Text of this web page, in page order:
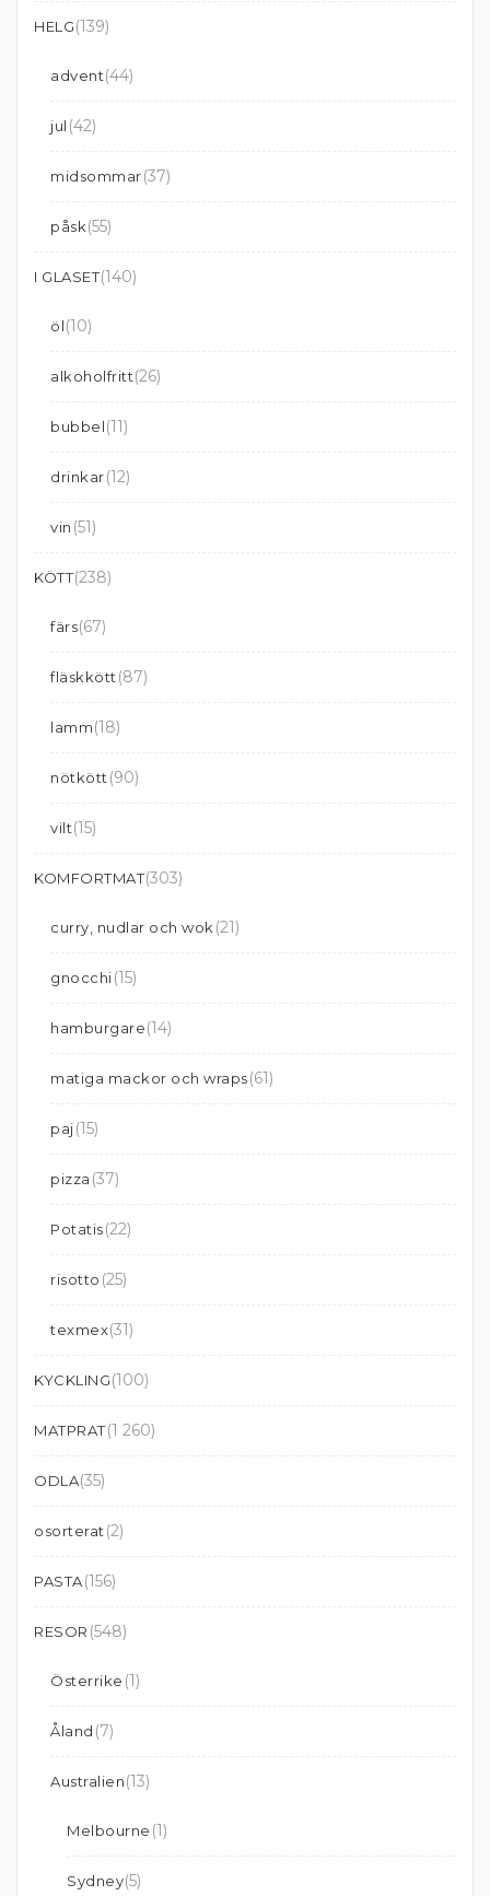
HELG(139)
advent(44)
jul (42)
midsommar(37)
påsk(55)
I GLASET(140)
öl(10)
alkoholfritt(26)
bubbel(11)
drinkar(12)
vin (51)
KÖTT(238)
färs(67)
fläskkött (87)
lamm(18)
nötkött (90)
vilt(15)
KOMFORTMAT(303)
curry, nudlar och wok (21)
gnocchi(15)
hamburgare(14)
matiga mackor och wraps(61)
paj(15)
pizza (37)
Potatis(22)
risotto (25)
texmex(31)
KYCKLING(100)
MATPRAT(1 260)
ODLA(35)
osorterat (2)
PASTA(156)
RESOR (548)
Österrike (1)
Åland (7)
Australien(13)
Melbourne (1)
Sydney(5)